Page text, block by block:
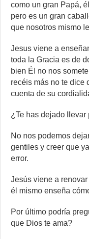
como un gran Papá,
pero es un gran
que nosotros mismo
Jesus viene a
toda la Gracia es de
bien Él no nos
recéis más no te
cuenta de su
¿Te has dejado
No nos podemos
gentiles y creer que
error.
Jesús viene a
él mismo enseña
Por último podría
que Dios te ama?